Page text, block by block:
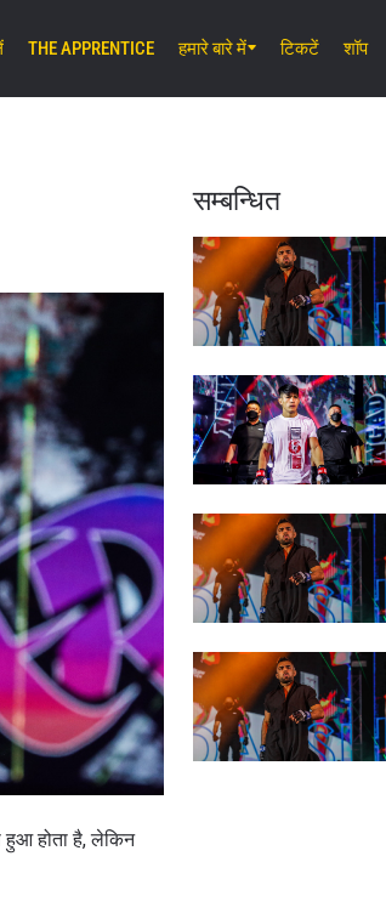
2
THE APPRENTICE हमारे बारे में टिकटें शॉप
होता है, लेकिन
सम्बन्धित